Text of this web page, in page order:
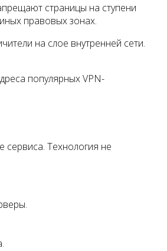
страницы на ступени
правовых зонах.
на слое внутренней сети.
популярных VPN-
Технология не